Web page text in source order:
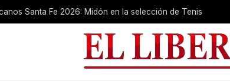
Santa Fe 2026: Midón en la selección de Tenis